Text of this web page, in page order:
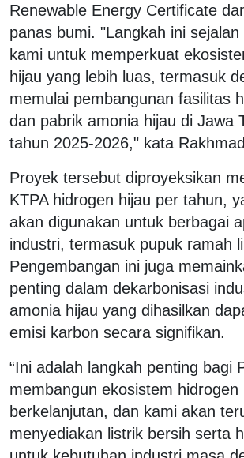
Renewable Energy Certificate
panas bumi. "Langkah ini
kami untuk memperkuat
hijau yang lebih luas, termasuk
memulai pembangunan fasilitas
dan pabrik amonia hijau di Jawa
tahun 2025-2026," kata
Proyek tersebut diproyeksikan
KTPA hidrogen hijau per tahun,
akan digunakan untuk berbagai
industri, termasuk pupuk ramah
Pengembangan ini juga
penting dalam dekarbonisasi
amonia hijau yang dihasilkan
emisi karbon secara signifikan.
“Ini adalah langkah penting bagi
membangun ekosistem hidrogen
berkelanjutan, dan kami akan
menyediakan listrik bersih serta